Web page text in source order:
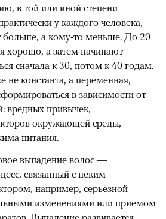
в той или иной степени
у каждого человека,
больше, а кому-то меньше. До 20
хорошо, а затем начинают
сначала к 30, потом к 40 годам.
константа, а переменная,
в зависимости от
вредных привычек,
окружающей среды,
питания.
выпадение волос —
связанный с неким
например, серьезной
изменениями или приемом